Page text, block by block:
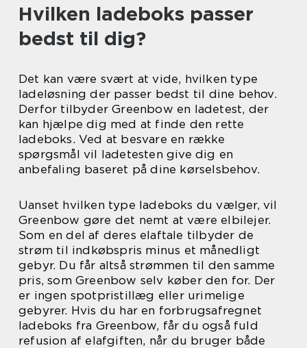
Hvilken ladeboks passer
bedst til dig?
Det kan være svært at vide, hvilken type
ladeløsning der passer bedst til dine behov.
Derfor tilbyder Greenbow en ladetest, der
kan hjælpe dig med at finde den rette
ladeboks. Ved at besvare en række
spørgsmål vil ladetesten give dig en
anbefaling baseret på dine kørselsbehov.
Uanset hvilken type ladeboks du vælger, vil
Greenbow gøre det nemt at være elbilejer.
Som en del af deres elaftale tilbyder de
strøm til indkøbspris minus et månedligt
gebyr. Du får altså strømmen til den samme
pris, som Greenbow selv køber den for. Der
er ingen spotpristillæg eller urimelige
gebyrer. Hvis du har en forbrugsafregnet
ladeboks fra Greenbow, får du også fuld
refusion af elafgiften, når du bruger både